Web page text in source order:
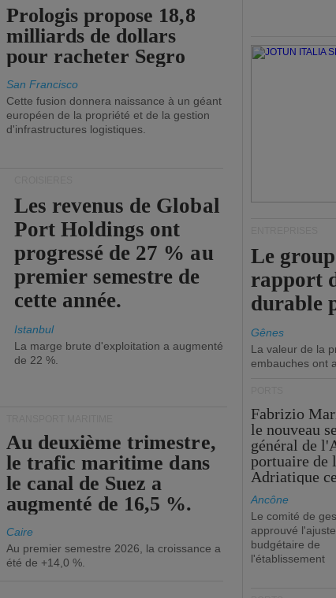
Prologis propose 18,8
milliards de dollars
pour racheter Segro
San Francisco
Cette fusion donnera naissance à un géant
européen de la propriété et de la gestion
d'infrastructures logistiques.
Les revenus de Global
Port Holdings ont
progressé de 27 % au
premier semestre de
cette année.
Istanbul
La marge brute d'exploitation a augmenté
de 22 %.
Au deuxième trimestre,
le trafic maritime dans
le canal de Suez a
augmenté de 16,5 %.
Caire
Au premier semestre 2026, la croissance a
été de +14,0 %.
Le
rapport
durable
Gênes
La valeur de la
embauches ont
Fabrizio
le nouveau
général de
portuaire de
Adriatique
Ancône
Le comité de
approuvé
budgétaire de
l'établissement